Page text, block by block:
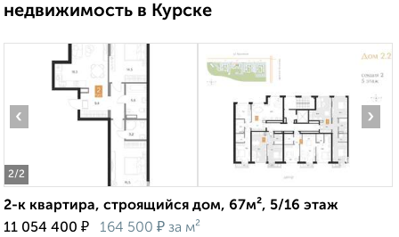
недвижимость в Курске
2/2
‹ ›
2-к квартира, строящийся дом, 67м², 5/16 этаж
11 054 400 ₽ 164 500 ₽ за м²